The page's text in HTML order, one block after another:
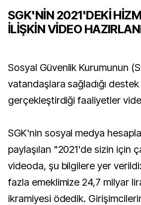
SGK'NİN 2021'DEKİ
İLİŞKİN VİDEO
Sosyal Güvenlik Kurumunun
vatandaşlara sağladığı
gerçekleştirdiği faaliyetler
SGK'nin sosyal medya
paylaşılan "2021'de sizin için
videoda, şu bilgilere yer
fazla emeklimize 24,7 milyar
ikramiyesi ödedik.